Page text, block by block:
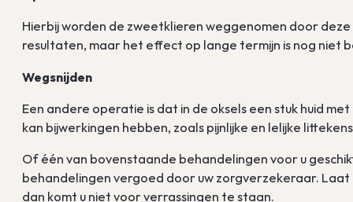
Hierbij worden de zweetklieren weggenomen door
resultaten, maar het effect op lange termijn is nog niet
Wegsnijden
Een andere operatie is dat in de oksels een stuk huid
kan bijwerkingen hebben, zoals pijnlijke en lelijke
Of één van bovenstaande behandelingen voor u
behandelingen vergoed door uw zorgverzekeraar.
dan komt u niet voor verrassingen te staan.